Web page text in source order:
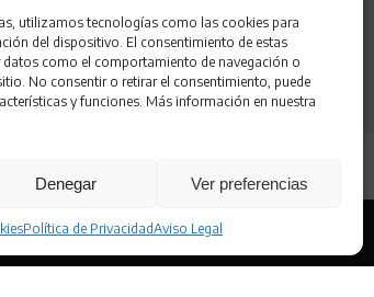
utilizamos tecnologías como las cookies para
del dispositivo. El consentimiento de estas
como el comportamiento de navegación o
No consentir o retirar el consentimiento, puede
y funciones. Más información en nuestra
Denegar Ver preferencias
Política de PrivacidadAviso Legal